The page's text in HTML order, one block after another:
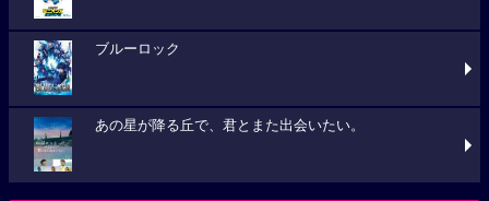
ブルーロック
あの星が降る丘で、君とまた出会いたい。